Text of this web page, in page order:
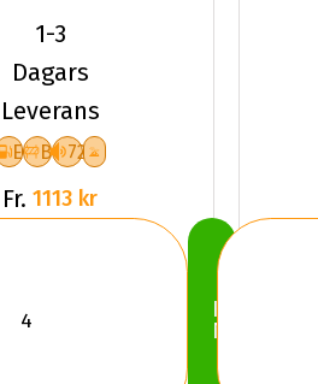
BLAZER
Alpine
1-3
Dagars
Leverans
E B 72
Fr. 1113 kr
Köp
Nu